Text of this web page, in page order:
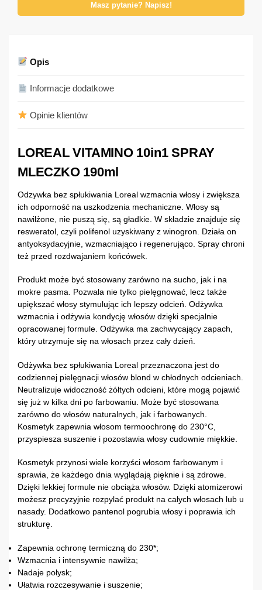
Masz pytanie? Napisz!
Opis
Informacje dodatkowe
Opinie klientów
LOREAL VITAMINO 10in1 SPRAY
MLECZKO 190ml
Odzywka bez spłukiwania Loreal wzmacnia włosy i zwiększa
ich odporność na uszkodzenia mechaniczne. Włosy są
nawilżone, nie puszą się, są gładkie. W składzie znajduje się
resweratol, czyli polifenol uzyskiwany z winogron. Działa on
antyoksydacyjnie, wzmacniająco i regenerująco. Spray chroni
też przed rozdwajaniem końcówek.
Produkt może być stosowany zarówno na sucho, jak i na
mokre pasma. Pozwala nie tylko pielęgnować, lecz także
upiększać włosy stymulując ich lepszy odcień. Odżywka
wzmacnia i odżywia kondycję włosów dzięki specjalnie
opracowanej formule. Odżywka ma zachwycający zapach,
który utrzymuje się na włosach przez cały dzień.
Odżywka bez spłukiwania Loreal przeznaczona jest do
codziennej pielęgnacji włosów blond w chłodnych odcieniach.
Neutralizuje widoczność żółtych odcieni, które mogą pojawić
się już w kilka dni po farbowaniu. Może być stosowana
zarówno do włosów naturalnych, jak i farbowanych.
Kosmetyk zapewnia włosom termoochronę do 230°C,
przyspiesza suszenie i pozostawia włosy cudownie miękkie.
Kosmetyk przynosi wiele korzyści włosom farbowanym i
sprawia, że każdego dnia wyglądają pięknie i są zdrowe.
Dzięki lekkiej formule nie obciąża włosów. Dzięki atomizerowi
możesz precyzyjnie rozpylać produkt na całych włosach lub u
nasady. Dodatkowo pantenol pogrubia włosy i poprawia ich
strukturę.
Zapewnia ochronę termiczną do 230*;
Wzmacnia i intensywnie nawilża;
Nadaje połysk;
Ułatwia rozczesywanie i suszenie;